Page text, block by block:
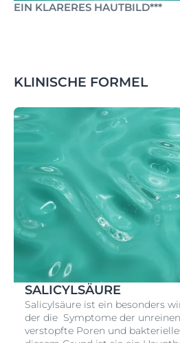
EIN KLARERES HAUTBILD***
KLINISCHE FORMEL
SALICYLSÄURE
Salicylsäure ist ein besonders
der die Symptome der
verstopfte Poren und